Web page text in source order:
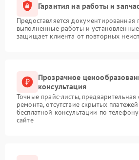
Гарантия на работы и
Предоставляется документированная
выполненные работы и
защищает клиента от повторных
Прозрачное
консультация
Точные прайс-листы,
ремонта, отсутствие скрытых
бесплатной консультации по
сайте